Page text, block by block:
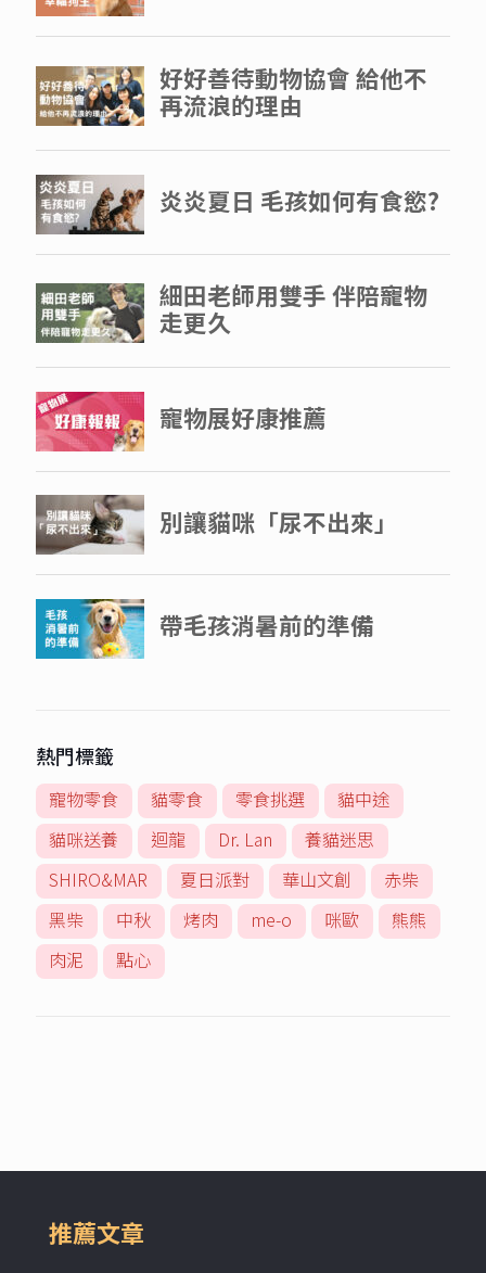
熱門標籤
寵物零食 貓零食 零食挑選
貓中途
貓咪送養
迴龍 Dr. Lan
養貓迷思
SHIRO&MAR
夏日派對 華山文創
赤柴
黑柴
中秋 烤肉 me-o 咪歐
熊熊
肉泥
點心
推薦文章